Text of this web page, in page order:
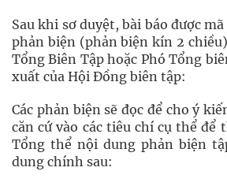
Sau khi sơ duyệt, bài báo được
phản biện (phản biện kín 2
Tổng Biên Tập hoặc Phó Tổng
xuất của Hội Đồng biên tập:
Các phản biện sẽ đọc để cho ý
căn cứ vào các tiêu chí cụ thể để
Tổng thể nội dung phản biện
dung chính sau: